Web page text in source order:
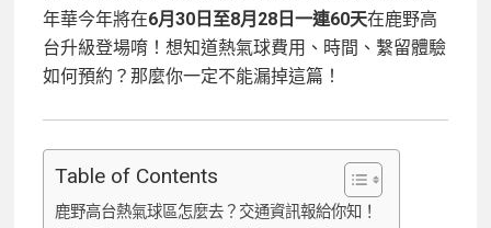
年華今年將在6月30日至8月28日一連60天在鹿野高
台升級登場唷！想知道熱氣球費用、時間、繫留體驗
如何預約？那麼你一定不能漏掉這篇！
Table of Contents
鹿野高台熱氣球區怎麼去？交通資訊報給你知！